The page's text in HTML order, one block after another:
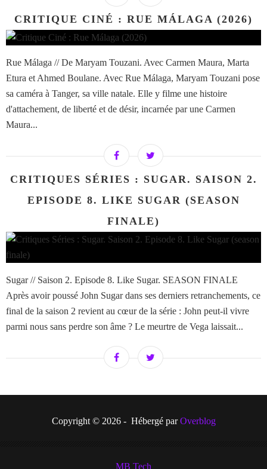
CRITIQUE CINÉ : RUE MÁLAGA (2026)
Rue Málaga // De Maryam Touzani. Avec Carmen Maura, Marta
Etura et Ahmed Boulane. Avec Rue Málaga, Maryam Touzani pose
sa caméra à Tanger, sa ville natale. Elle y filme une histoire
d'attachement, de liberté et de désir, incarnée par une Carmen
Maura...
CRITIQUES SÉRIES : SUGAR. SAISON 2.
EPISODE 8. LIKE SUGAR (SEASON
FINALE)
Sugar // Saison 2. Episode 8. Like Sugar. SEASON FINALE
Après avoir poussé John Sugar dans ses derniers retranchements, ce
final de la saison 2 revient au cœur de la série : John peut-il vivre
parmi nous sans perdre son âme ? Le meurtre de Vega laissait...
Copyright © 2026 - Hébergé parOverblog
MB Tech